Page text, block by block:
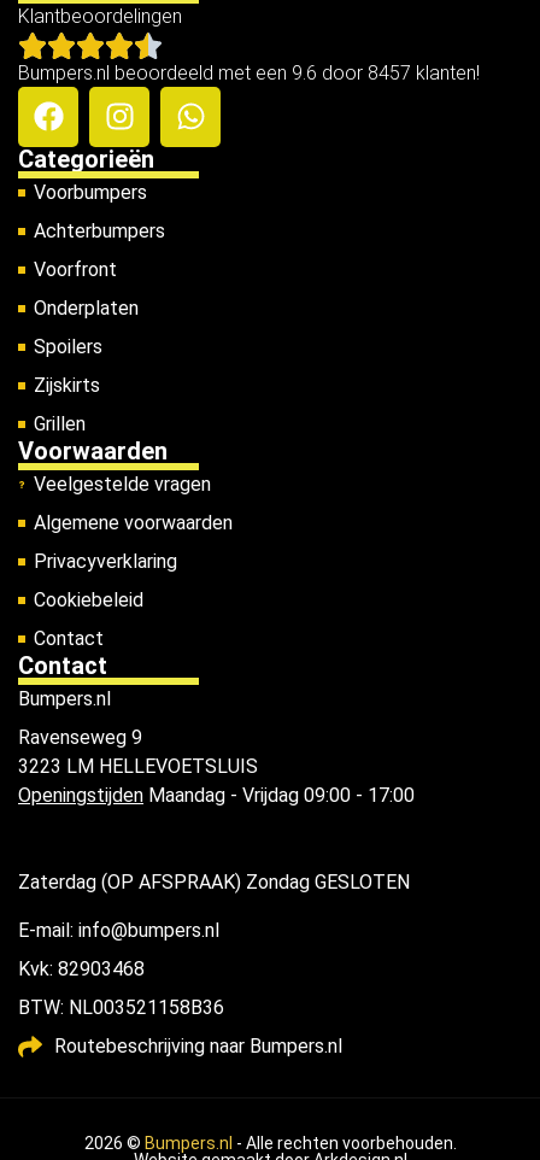
Klantbeoordelingen
Bumpers.nl beoordeeld met een 9.6 door 8457 klanten!
Categorieën
Voorbumpers
Achterbumpers
Voorfront
Onderplaten
Spoilers
Zijskirts
Grillen
Voorwaarden
Veelgestelde vragen
Algemene voorwaarden
Privacyverklaring
Cookiebeleid
Contact
Contact
Bumpers.nl
Ravenseweg 9
3223 LM HELLEVOETSLUIS
Openingstijden Maandag - Vrijdag 09:00 - 17:00
Zaterdag (OP AFSPRAAK) Zondag GESLOTEN
E-mail: info@bumpers.nl
Kvk: 82903468
BTW: NL003521158B36
Routebeschrijving naar Bumpers.nl
2026 © Bumpers.nl - Alle rechten voorbehouden.